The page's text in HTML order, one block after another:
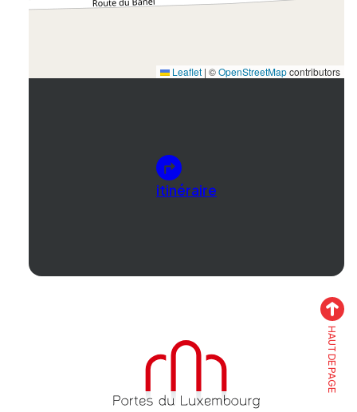
Leaflet | ©OpenStreetMapcontributors
itinéraire
HAUT DE PAGE